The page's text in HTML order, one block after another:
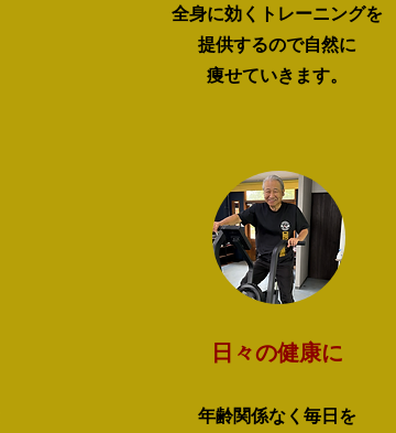
全身に効くトレーニングを
提供するので​自然に
痩せていきます。
日々の健康に
年齢関係なく毎日を